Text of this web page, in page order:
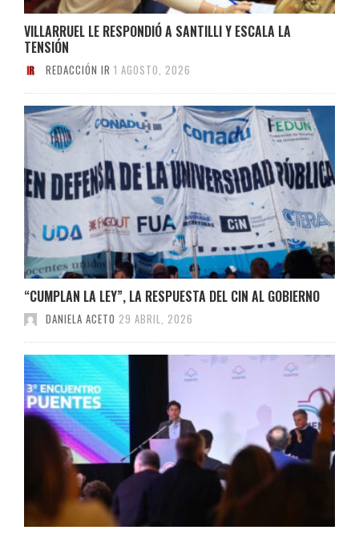
VILLARRUEL LE RESPONDIÓ A SANTILLI Y ESCALA LA
TENSIÓN
REDACCIÓN IR 1 AGOSTO, 2026
“CUMPLAN LA LEY”, LA RESPUESTA DEL CIN AL GOBIERNO
DANIELA ACETO 29 ABRIL, 2026